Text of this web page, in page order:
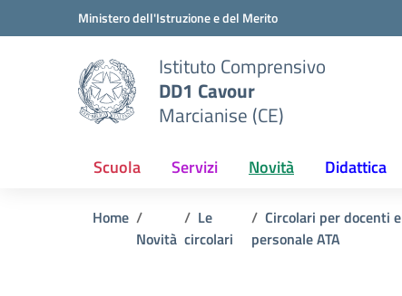
Vai ai contenuti
Vai al menu di navigazioneMinistero dell'Istruzione e del Merito
Istituto Comprensivo
DD1 Cavour
Marcianise (CE)
Scuola Servizi Novità Didattica
Home
Novità
Le
circolari
Circolari per docenti e
personale ATA